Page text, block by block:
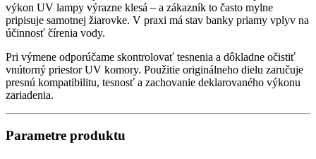
výkon UV lampy výrazne klesá – a zákazník to často mylne
pripisuje samotnej žiarovke. V praxi má stav banky priamy vplyv na
účinnosť čírenia vody.
Pri výmene odporúčame skontrolovať tesnenia a dôkladne očistiť
vnútorný priestor UV komory. Použitie originálneho dielu zaručuje
presnú kompatibilitu, tesnosť a zachovanie deklarovaného výkonu
zariadenia.
Parametre produktu